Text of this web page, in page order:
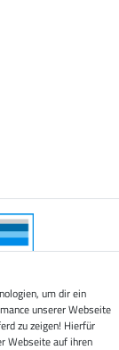
um dir ein
unserer Webseite
zu zeigen! Hierfür
Webseite auf ihren